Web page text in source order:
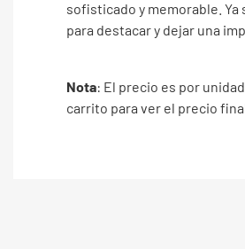
sofisticado y memorable.
para destacar y dejar una
Nota: El precio es por
carrito para ver el precio